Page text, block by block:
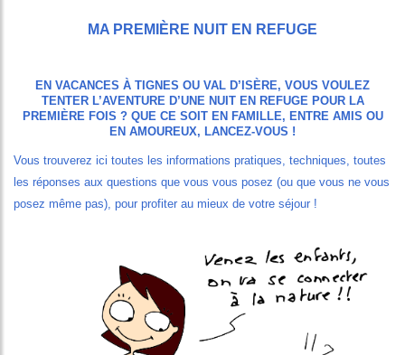
MA PREMIÈRE NUIT EN REFUGE
EN VACANCES À TIGNES OU VAL D’ISÈRE, VOUS VOULEZ
TENTER L’AVENTURE D’UNE NUIT EN REFUGE POUR LA
PREMIÈRE FOIS ? QUE CE SOIT EN FAMILLE, ENTRE AMIS OU
EN AMOUREUX, LANCEZ-VOUS !
Vous trouverez ici toutes les informations pratiques, techniques, toutes
les réponses aux questions que vous vous posez (ou que vous ne vous
posez même pas), pour profiter au mieux de votre séjour !